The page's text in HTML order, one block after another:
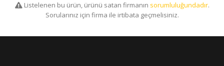
Listelenen bu ürün, ürünü satan firmanın sorumluluğundadır.
Sorularınız için firma ile irtibata geçmelisiniz.